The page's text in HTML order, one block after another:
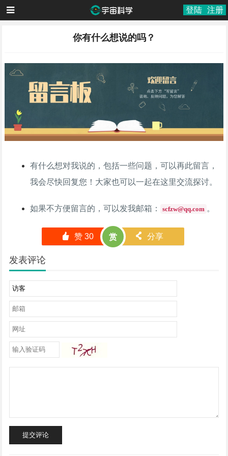
登陆 注册
你有什么想说的吗？
有什么想对我说的，包括一些问题，可以再此留言，
我会尽快回复您！大家也可以一起在这里交流探讨。
如果不方便留言的，可以发我邮箱： scfzw@qq.com 。
󰄼 赞 30 赏 󰄯 分享
发表评论
提交评论